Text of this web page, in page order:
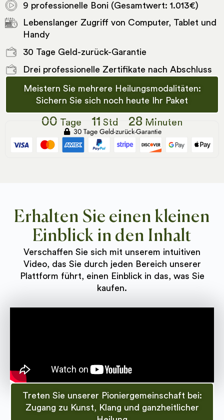
9 professionelle Boni (Gesamtwert: 1.013€)
Lebenslanger Zugriff von Computer, Tablet und
Handy
30 Tage Geld-zurück-Garantie
Drei professionelle Zertifikate nach Abschluss
Meistern Sie mehrere Heilungsmodalitäten:
Sichern Sie sich noch heute Ihr Paket
00 Tage 11 Std 28 Minuten
30 Tage Geld-zurück-Garantie
Erhalten Sie einen kleinen
Einblick in den Inhalt
Verschaffen Sie sich mit unserem intuitiven
Video, das Sie durch jeden Bereich unserer
Plattform führt, einen Einblick in das, was Sie
kaufen.
Treten Sie unserer Pioniergemeinschaft bei:
Zugang zu Kunst, Klang und ganzheitlicher